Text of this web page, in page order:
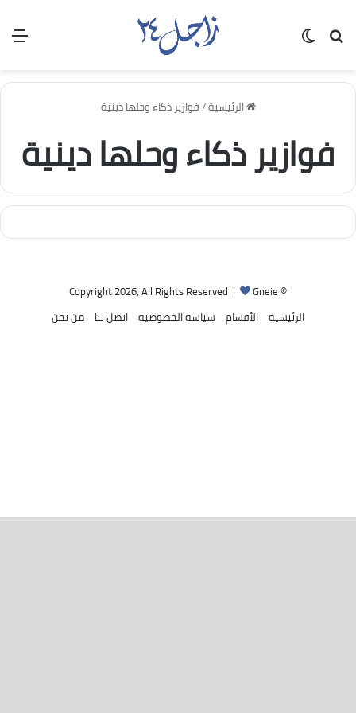
بحث عن
الرئيسية/فوازير ذكاء وحلها دينية
فوازير ذكاء وحلها دينية
© Copyright 2026, All Rights Reserved |
Gneie
الرئيسية الأقسام سياسة الخصوصية اتصل بنا من نحن